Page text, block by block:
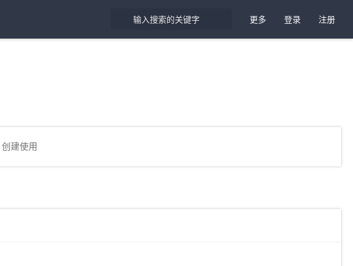
更多 登录 注册
创建使用